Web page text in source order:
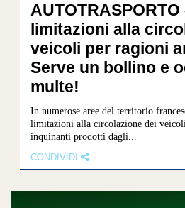
limitazioni alla
veicoli per ragioni
Serve un bollino e
multe!
In numerose aree del territorio
limitazioni alla circolazione dei
inquinanti prodotti dagli...
CONDIVIDI